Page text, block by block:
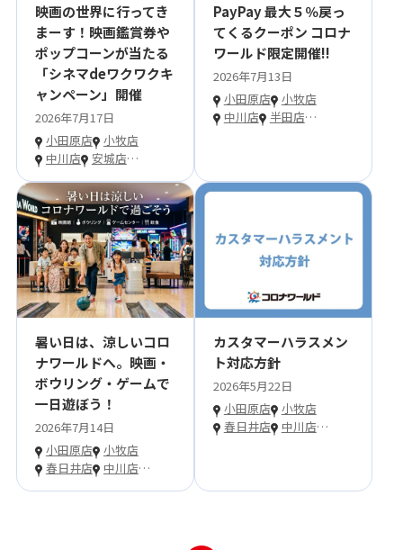
映画の世界に行ってき
まーす！映画鑑賞券や
ポップコーンが当たる
「シネマdeワクワクキ
ャンペーン」開催
2026年7月17日
小田原店
小牧店
中川店
安城店…
PayPay 最大５％戻っ
てくるクーポン コロナ
ワールド限定開催!!
2026年7月13日
小田原店
小牧店
中川店
半田店…
暑い日は、涼しいコロ
ナワールドへ。映画・
ボウリング・ゲームで
一日遊ぼう！
2026年7月14日
小田原店
小牧店
春日井店
中川店…
カスタマーハラスメン
ト対応方針
2026年5月22日
小田原店
小牧店
春日井店
中川店…